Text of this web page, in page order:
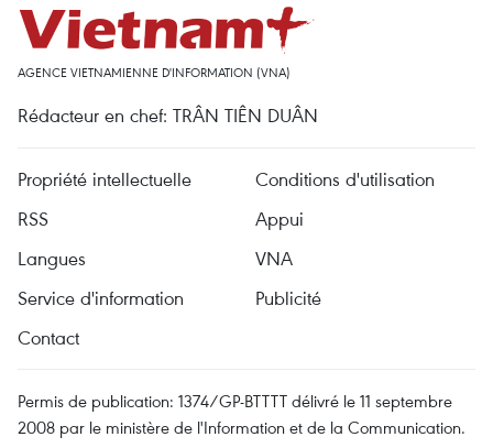
AGENCE VIETNAMIENNE D'INFORMATION (VNA)
Rédacteur en chef: TRÂN TIÊN DUÂN
Propriété intellectuelle
Conditions d'utilisation
RSS
Appui
Langues
VNA
Service d'information
Publicité
Contact
Permis de publication: 1374/GP-BTTTT délivré le 11 septembre
2008 par le ministère de l'Information et de la Communication.